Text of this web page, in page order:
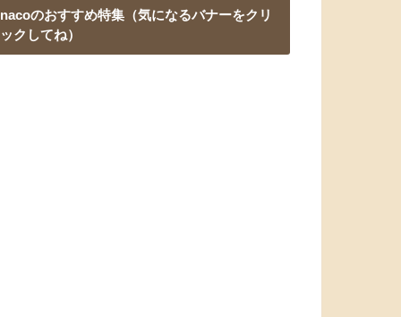
nacoのおすすめ特集（気になるバナーをクリ
ックしてね）